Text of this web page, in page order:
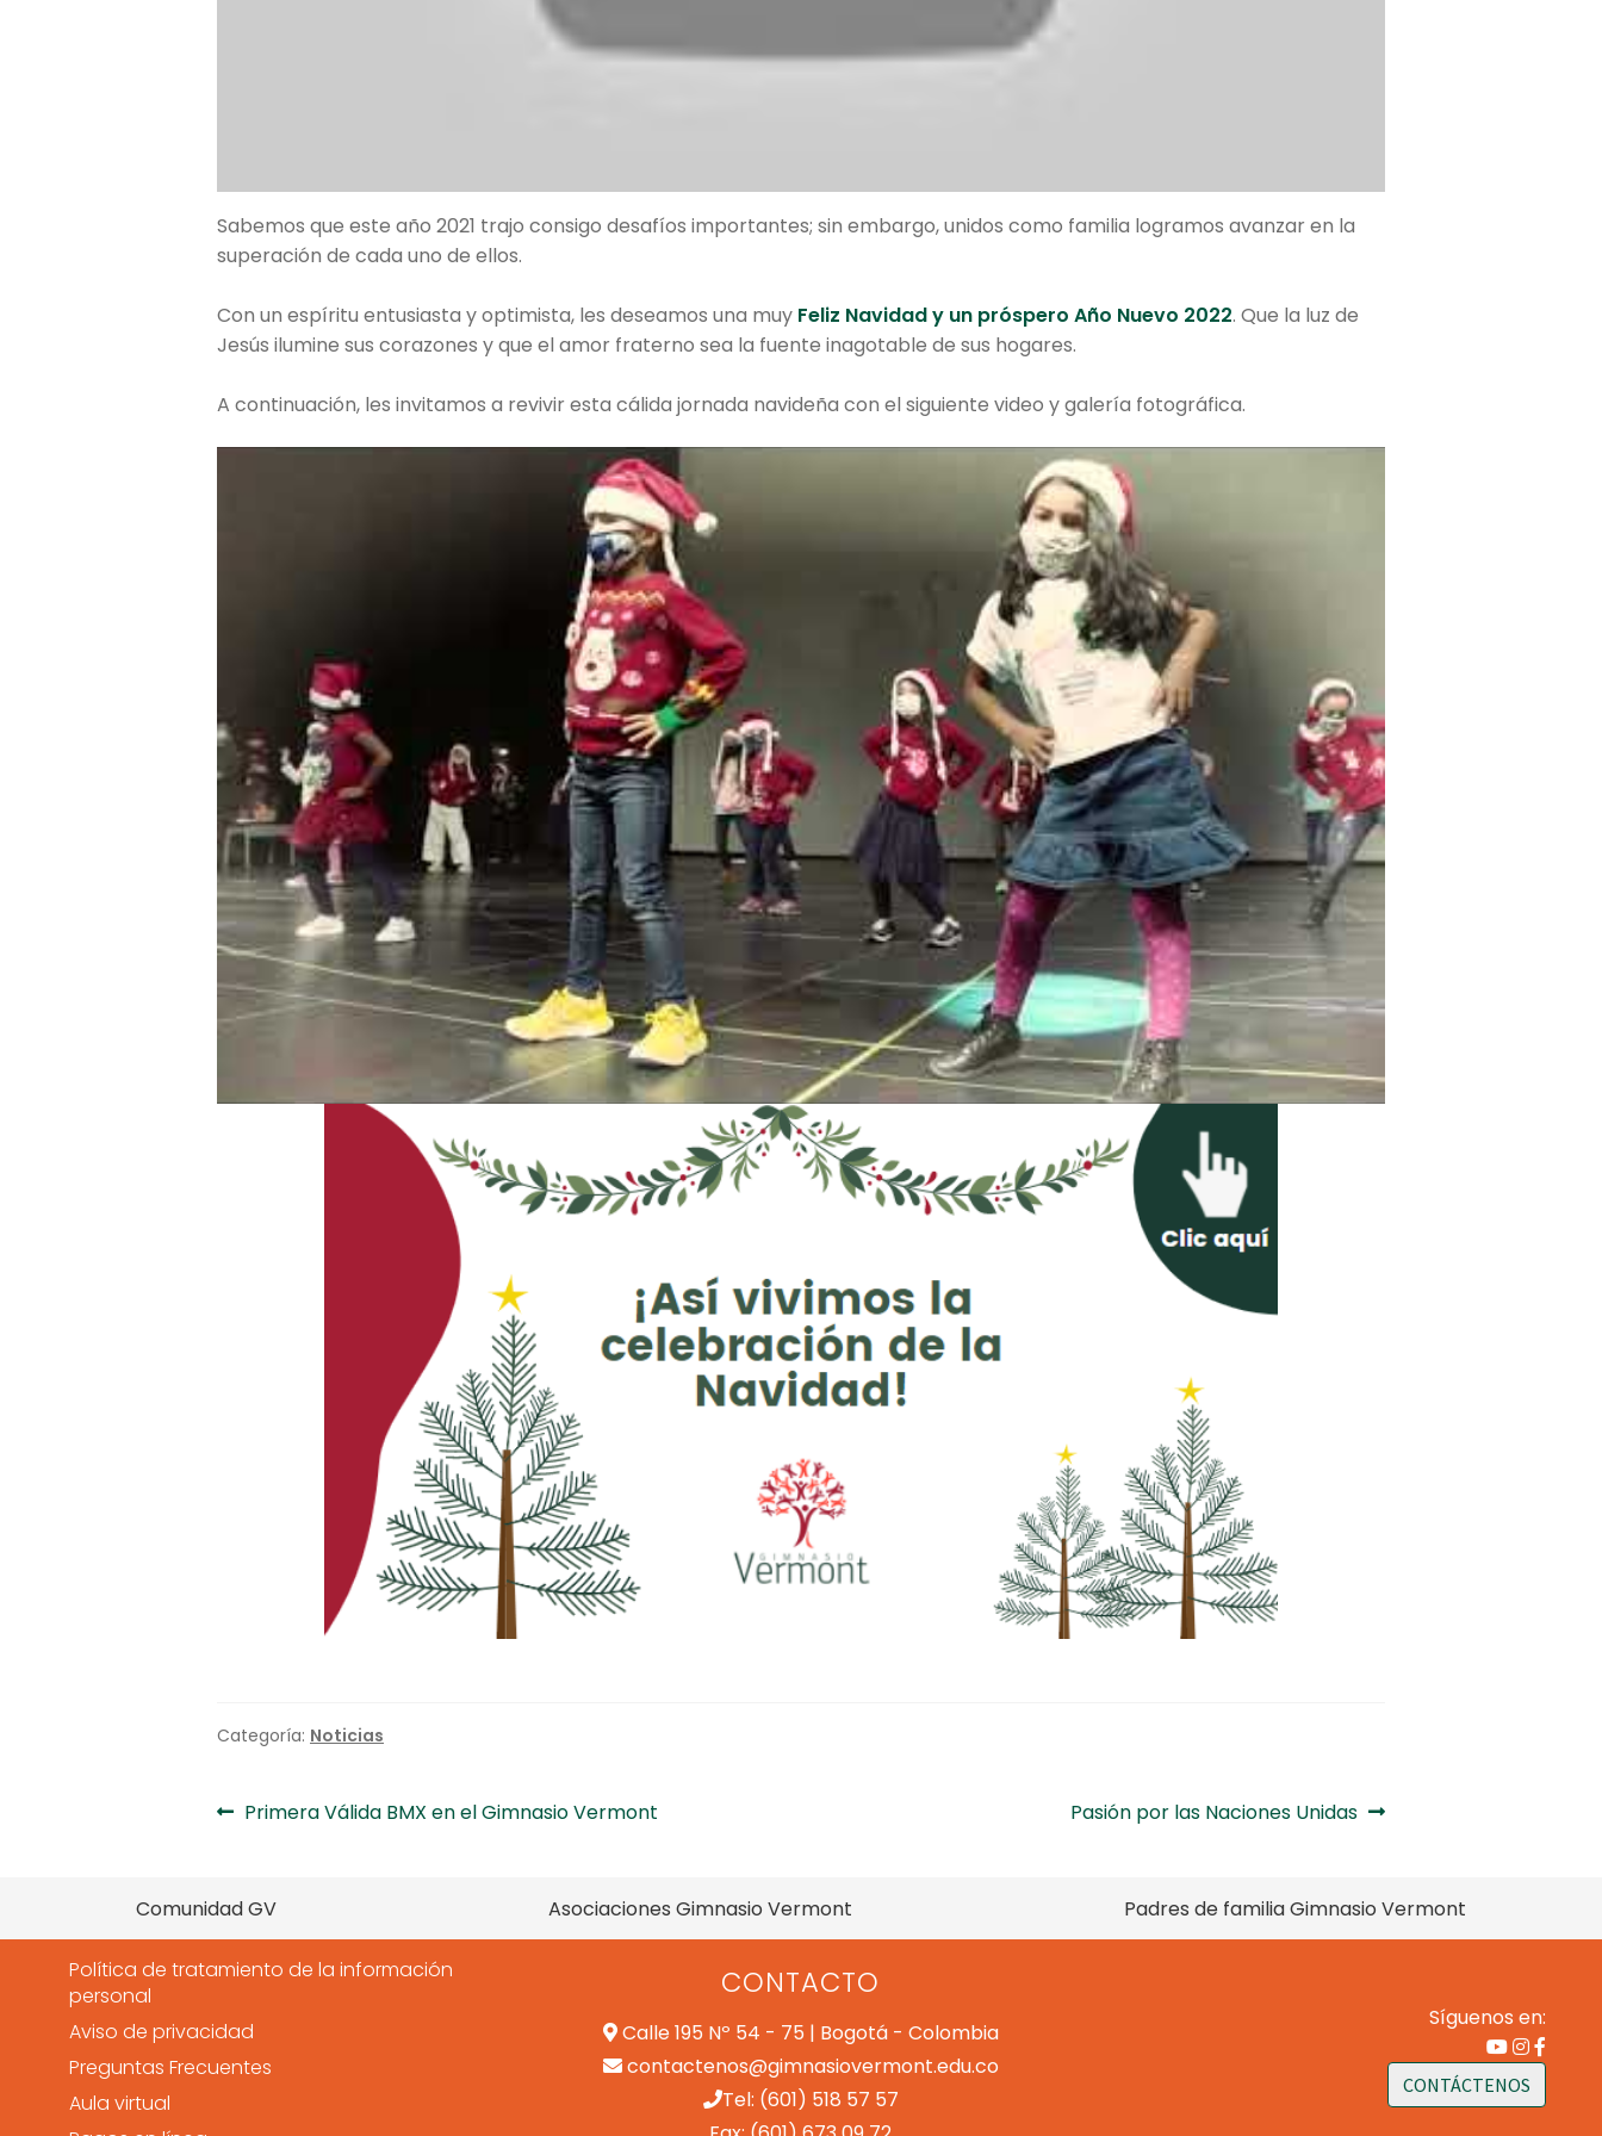
Sabemos que este año 2021 trajo consigo desafíos importantes; sin embargo, unidos como familia logramos avanzar en la
superación de cada uno de ellos.
Con un espíritu entusiasta y optimista, les deseamos una muy Feliz Navidad y un próspero Año Nuevo 2022. Que la luz de
Jesús ilumine sus corazones y que el amor fraterno sea la fuente inagotable de sus hogares.
A continuación, les invitamos a revivir esta cálida jornada navideña con el siguiente video y galería fotográfica.
Categoría: Noticias
Navegación
entradas
Anterior:
Primera Válida BMX en el Gimnasio Vermont Siguiente:
Pasión por las Naciones Unidas
Comunidad GV Asociaciones Gimnasio Vermont Padres de familia Gimnasio Vermont
Política de tratamiento de la información
personal
Aviso de privacidad
Preguntas Frecuentes
Aula virtual
CONTACTO
Calle 195 Nº 54 - 75 | Bogotá - Colombia
contactenos@gimnasiovermont.edu.co
Tel: (601) 518 57 57
Síguenos en:
CONTÁCTENOS